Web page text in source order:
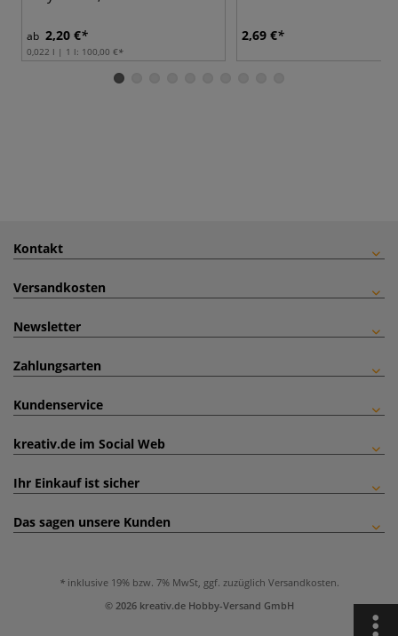
ab 2,20 €
0,022 l | 1 l: 100,00 €
2,69 €
Kontakt
Versandkosten
Newsletter
Zahlungsarten
Kundenservice
kreativ.de im Social Web
Ihr Einkauf ist sicher
Das sagen unsere Kunden
inklusive 19% bzw. 7% MwSt, ggf. zuzüglich Versandkosten.
© 2026 kreativ.de Hobby-Versand GmbH